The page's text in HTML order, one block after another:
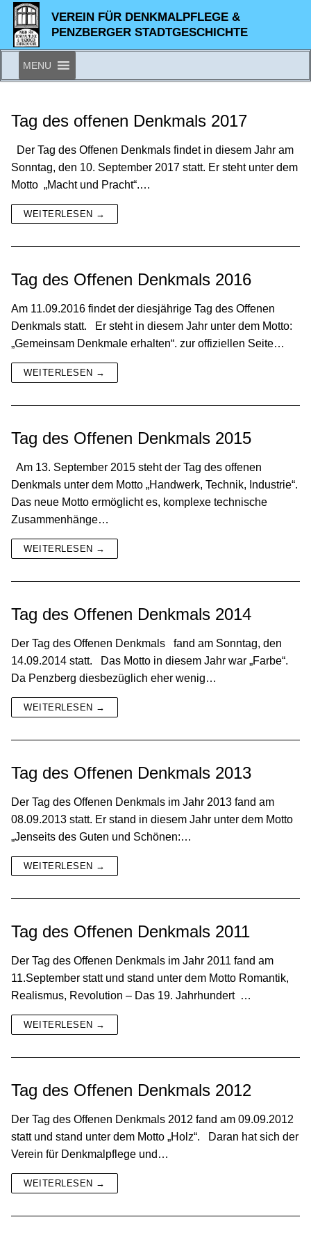
Zum
Inhalt
springen
VEREIN FÜR DENKMALPFLEGE &
PENZBERGER STADTGESCHICHTE
MENU
Tag des offenen Denkmals 2017
Der Tag des Offenen Denkmals findet in diesem Jahr am
Sonntag, den 10. September 2017 statt. Er steht unter dem
Motto „Macht und Pracht“.…
WEITERLESEN →
Tag des Offenen Denkmals 2016
Am 11.09.2016 findet der diesjährige Tag des Offenen
Denkmals statt. Er steht in diesem Jahr unter dem Motto:
„Gemeinsam Denkmale erhalten“. zur offiziellen Seite…
WEITERLESEN →
Tag des Offenen Denkmals 2015
Am 13. September 2015 steht der Tag des offenen
Denkmals unter dem Motto „Handwerk, Technik, Industrie“.
Das neue Motto ermöglicht es, komplexe technische
Zusammenhänge…
WEITERLESEN →
Tag des Offenen Denkmals 2014
Der Tag des Offenen Denkmals fand am Sonntag, den
14.09.2014 statt. Das Motto in diesem Jahr war „Farbe“.
Da Penzberg diesbezüglich eher wenig…
WEITERLESEN →
Tag des Offenen Denkmals 2013
Der Tag des Offenen Denkmals im Jahr 2013 fand am
08.09.2013 statt. Er stand in diesem Jahr unter dem Motto
„Jenseits des Guten und Schönen:…
WEITERLESEN →
Tag des Offenen Denkmals 2011
Der Tag des Offenen Denkmals im Jahr 2011 fand am
11.September statt und stand unter dem Motto Romantik,
Realismus, Revolution – Das 19. Jahrhundert …
WEITERLESEN →
Tag des Offenen Denkmals 2012
Der Tag des Offenen Denkmals 2012 fand am 09.09.2012
statt und stand unter dem Motto „Holz“. Daran hat sich der
Verein für Denkmalpflege und…
WEITERLESEN →